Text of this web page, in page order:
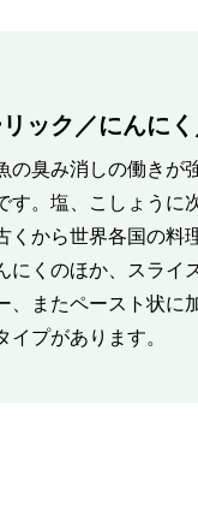
リック／にんに
の臭み消しの働きが
す。塩、こしょうに
くから世界各国の料
にくのほか、スライ
、またペースト状に
イプがあります。